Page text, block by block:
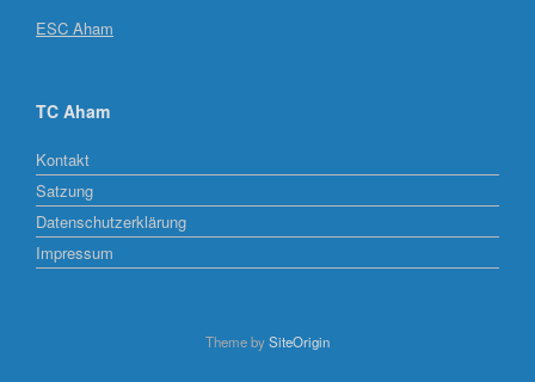
ESC Aham
TC Aham
Kontakt
Satzung
Datenschutzerklärung
Impressum
Theme bySiteOrigin